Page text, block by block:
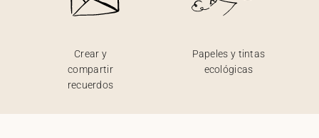
Crear y
compartir
recuerdos
Papeles y tintas
ecológicas